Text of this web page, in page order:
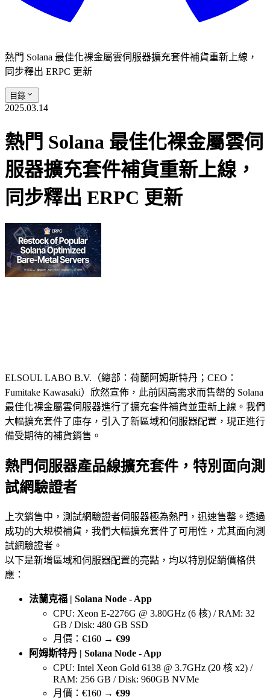
熱門 Solana 最佳化裸金屬雲伺服器擴充套件補貨重新上線，
同步釋出 ERPC 更新
目錄
2025.03.14
熱門 Solana 最佳化裸金屬雲伺
服器擴充套件補貨重新上線，
同步釋出 ERPC 更新
ELSOUL LABO B.V.（總部：荷蘭阿姆斯特丹；CEO：
Fumitake Kawasaki）欣然宣佈，此前因高需求而售罄的 Solana
最佳化裸金屬雲伺服器進行了擴充套件補貨並重新上線。我們
大幅擴充套件了庫存，引入了新區域和伺服器配置，現正進行
備受期待的補貨銷售。
熱門伺服器產品線擴充套件，特別面向測
試網驗證者
上次銷售中，測試網驗證者伺服器極為熱門，迅速售罄。透過
成功的大規模補貨，我們大幅擴充套件了可用性，尤其面向測
試網驗證者。
以下是新增區域和伺服器配置的亮點，均以特別促銷價格供
應：
法蘭克福 | Solana Node - App
CPU: Xeon E-2276G @ 3.80GHz (6 核) / RAM: 32
GB / Disk: 480 GB SSD
月價：€160 → €99
阿姆斯特丹 | Solana Node - App
CPU: Intel Xeon Gold 6138 @ 3.7GHz (20 核 x2) /
RAM: 256 GB / Disk: 960GB NVMe
月價：€160 → €99